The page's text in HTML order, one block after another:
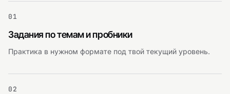
01
Задания по темам и пробники
Практика в нужном формате под твой текущий уровень.
02